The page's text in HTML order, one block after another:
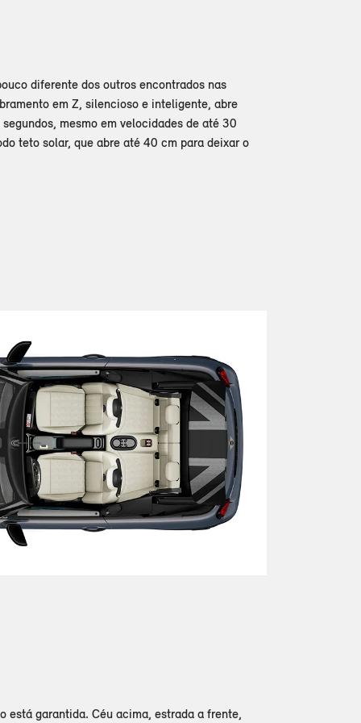
diferente dos outros encontrados nas
em Z, silencioso e inteligente, abre
mesmo em velocidades de até 30
teto solar, que abre até 40 cm para deixar o
está garantida. Céu acima, estrada a frente,